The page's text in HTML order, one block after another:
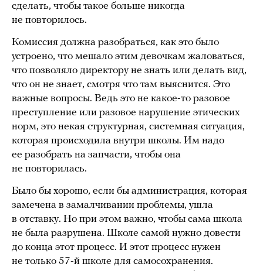
сделать, чтобы такое больше никогда
не повторилось.
Комиссия должна разобраться, как это было
устроено, что мешало этим девочкам жаловаться,
что позволяло директору не знать или делать вид,
что он не знает, смотря что там выяснится. Это
важные вопросы. Ведь это не какое-то разовое
преступление или разовое нарушение этических
норм, это некая структурная, системная ситуация,
которая происходила внутри школы. Им надо
ее разобрать на запчасти, чтобы она
не повторилась.
Было бы хорошо, если бы администрация, которая
замечена в замалчивании проблемы, ушла
в отставку. Но при этом важно, чтобы сама школа
не была разрушена. Школе самой нужно довести
до конца этот процесс. И этот процесс нужен
не только 57-й школе для самосохранения.